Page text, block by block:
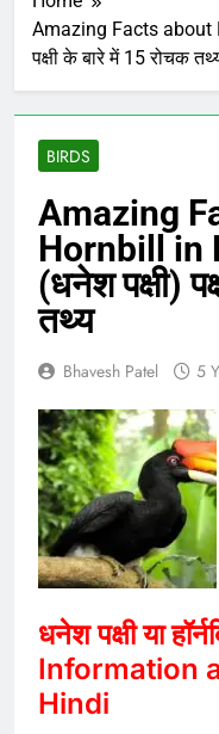
Amazing Facts about
पक्षी के बारे में 15 रोचक
BIRDS
Amazing
Hornbill in
(धनेश पक्षी)
तथ्य
Bhavesh Patel 5
धनेश पक्षी या
Information
Hindi